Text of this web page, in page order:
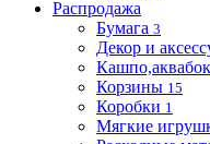
Распродажа
Бумага 3
Декор и
Корзины 15
Коробки 1
Мягкие